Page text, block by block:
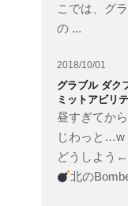
こでは、グ
の ...
2018/10/01
グラブル ダク
ミットアビリ
昼すぎてか
じわっと…w
どうしよう
北の